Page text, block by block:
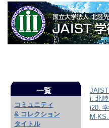
一覧
コミュニティ
& コレクション
タイトル
i. 北
i20.
M-